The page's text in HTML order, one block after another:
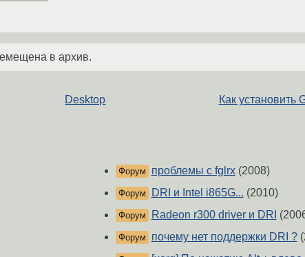
в архив.
Desktop Как установить
Форум проблемы с fglrx(2008)
Форум DRI и Intel i865G... (2010)
Форум Radeon r300 driver и DRI
Форум почему нет поддержки DRI ?